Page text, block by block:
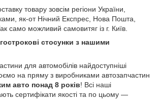
товару зовсім регіони України,
як-от Нічний Експрес, Нова Пошта,
само можливий самовитяг із г. Київ.
стосунки з нашими
для автомобілів найдоступніші
на пряму з виробниками автозапчастин
авто понад 8 років! Всі наші
сертифікати якості та по цьому —